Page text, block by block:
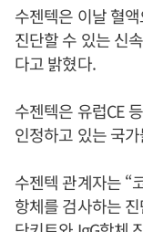
수젠텍은 이날 혈
진단할 수 있는 신
다고 밝혔다.
수젠텍은 유럽CE
인정하고 있는 국
수젠텍 관계자는 “
항체를 검사하는